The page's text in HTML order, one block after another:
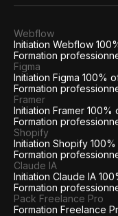
Webflow
Initiation Webflow
Formation
Figma
Initiation Figma 100%
Formation
Framer
Initiation Framer 100%
Formation
Shopify
Initiation Shopify
Formation
Claude IA
Initiation Claude IA
Formation
Pack Freelance Pro
Formation Freelance